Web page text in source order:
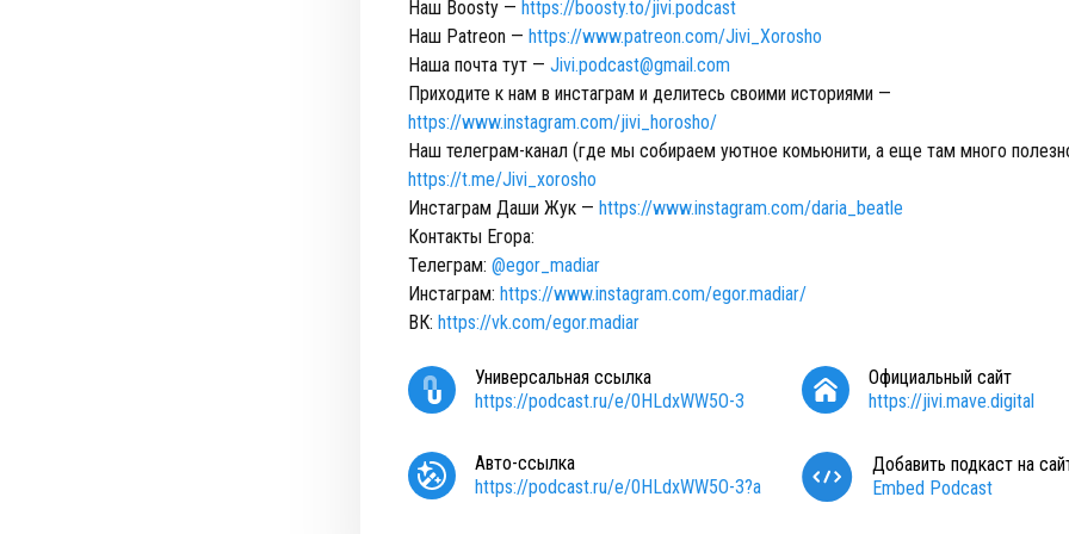
Наш Boosty — https://boosty.to/jivi.podcast
Наш Patreon — https://www.patreon.com/Jivi_Xorosho
Наша почта тут — Jivi.podcast@gmail.com
Приходите к нам в инстаграм и делитесь своими историями —
https://www.instagram.com/jivi_horosho/
Наш телеграм-канал (где мы собираем уютное комьюнити, а еще там много
https://t.me/Jivi_xorosho
Инстаграм Даши Жук — https://www.instagram.com/daria_beatle
Контакты Егора:
Телеграм: @egor_madiar
Инстаграм: https://www.instagram.com/egor.madiar/
ВК: https://vk.com/egor.madiar
Универсальная ссылка
https://podcast.ru/e/0HLdxWW5O-3
Официальный сайт
https://jivi.mave.digital
Авто-ссылка
https://podcast.ru/e/0HLdxWW5O-3?a
Добавить подкаст на
Embed Podcast